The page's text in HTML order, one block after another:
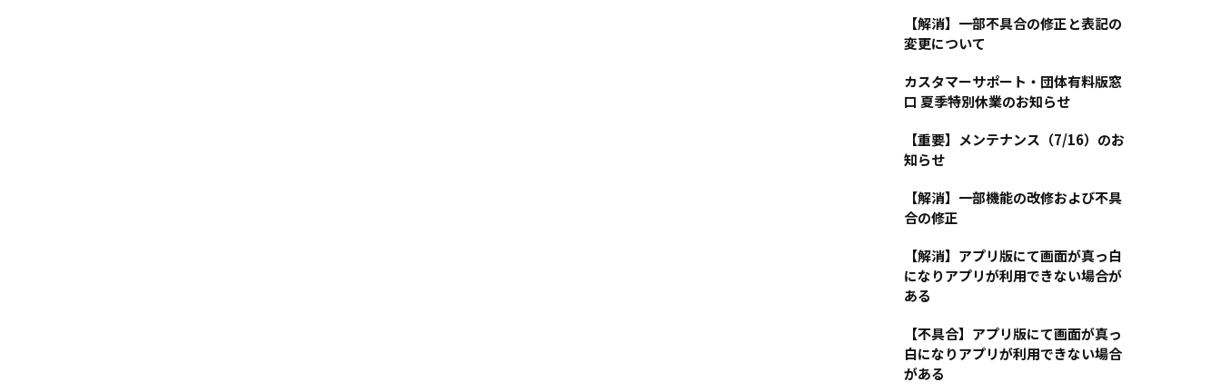
【解消】一部不具合の修正と表記の
変更について
カスタマーサポート・団体有料版窓
口 夏季特別休業のお知らせ
【重要】メンテナンス（7/16）のお
知らせ
【解消】一部機能の改修および不具
合の修正
【解消】アプリ版にて画面が真っ白
になりアプリが利用できない場合が
ある
【不具合】アプリ版にて画面が真っ
白になりアプリが利用できない場合
がある